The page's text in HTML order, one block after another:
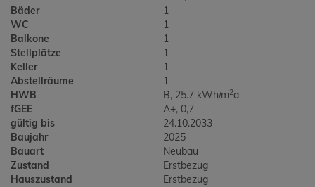
Bäder
1
WC
1
Balkone
1
Stellplätze
1
Keller
1
Abstellräume
1
HWB
B, 25.7 kWh/m2a
fGEE
A+, 0,7
gültig bis
24.10.2033
Baujahr
2025
Bauart
Neubau
Zustand
Erstbezug
Hauszustand
Erstbezug